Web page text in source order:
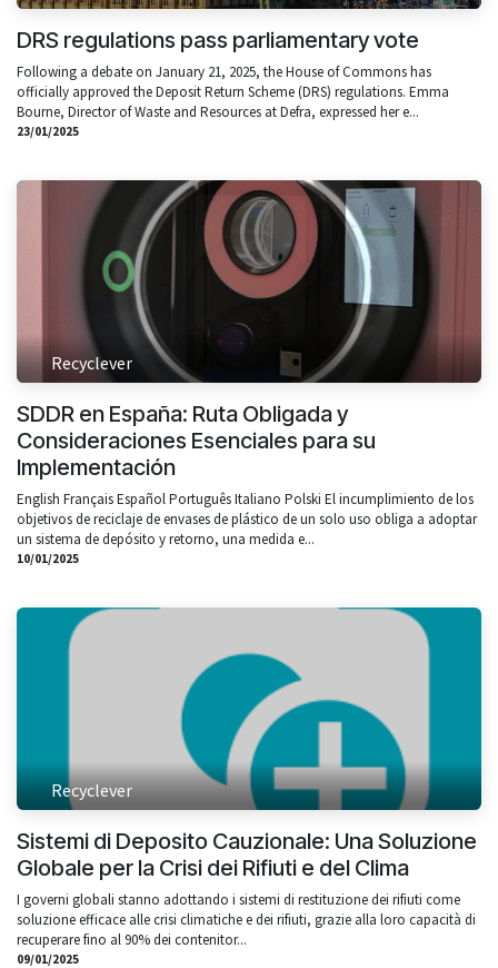
DRS regulations pass parliamentary vote
Following a debate on January 21, 2025, the House of Commons has
officially approved the Deposit Return Scheme (DRS) regulations. Emma
Bourne, Director of Waste and Resources at Defra, expressed her e...
23/01/2025
Recyclever
SDDR en España: Ruta Obligada y
Consideraciones Esenciales para su
Implementación
English Français Español Português Italiano Polski El incumplimiento de los
objetivos de reciclaje de envases de plástico de un solo uso obliga a adoptar
un sistema de depósito y retorno, una medida e...
10/01/2025
Recyclever
Sistemi di Deposito Cauzionale: Una Soluzione
Globale per la Crisi dei Rifiuti e del Clima
I governi globali stanno adottando i sistemi di restituzione dei rifiuti come
soluzione efficace alle crisi climatiche e dei rifiuti, grazie alla loro capacità di
recuperare fino al 90% dei contenitor...
09/01/2025